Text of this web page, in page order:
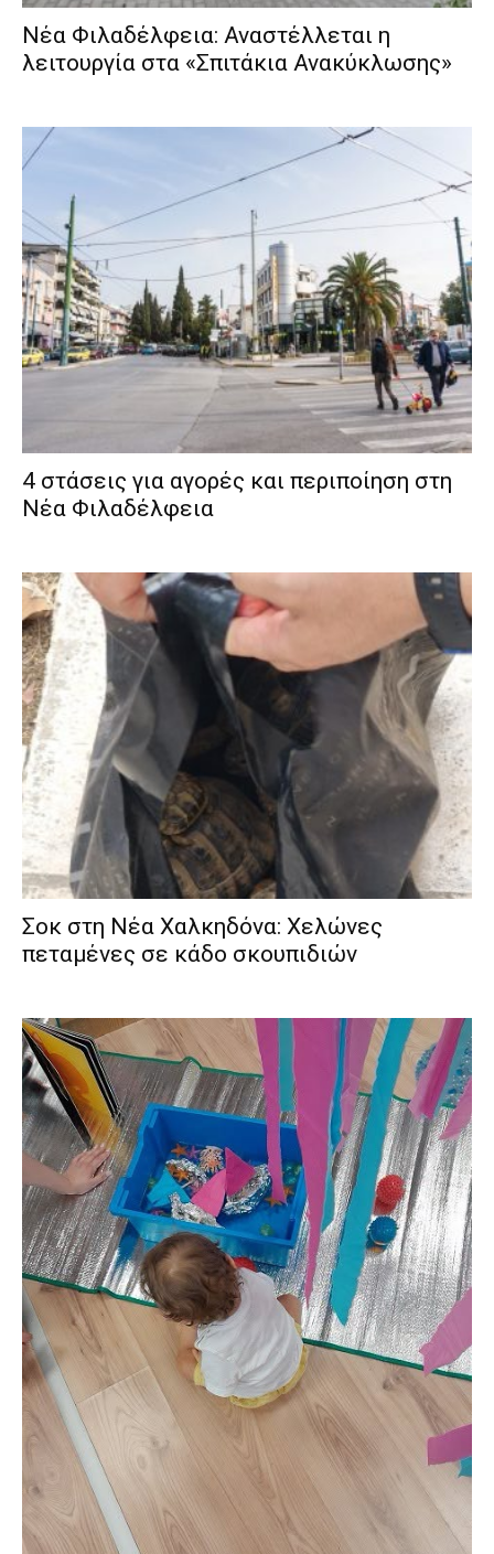
Νέα Φιλαδέλφεια: Αναστέλλεται η
λειτουργία στα «Σπιτάκια Ανακύκλωσης»
4 στάσεις για αγορές και περιποίηση στη
Νέα Φιλαδέλφεια
Σοκ στη Νέα Χαλκηδόνα: Χελώνες
πεταμένες σε κάδο σκουπιδιών